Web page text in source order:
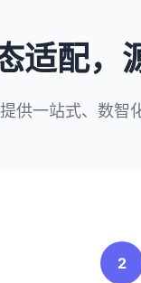
适配，
供一站式、数智
2